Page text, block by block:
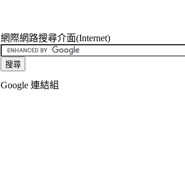
網際網路搜尋介面(Internet)
Google 連結組